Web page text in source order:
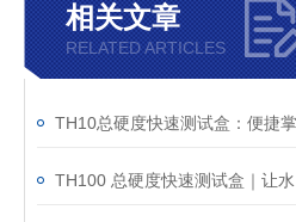
相关文章
RELATED ARTICLES